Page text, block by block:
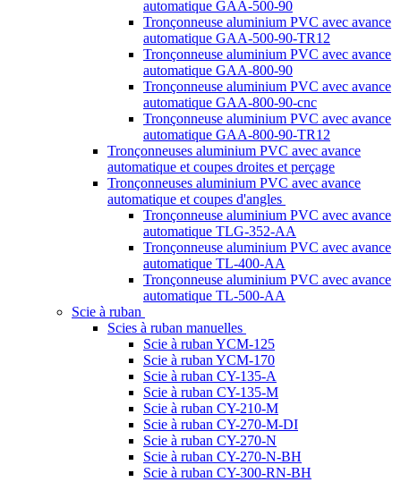
automatique GAA-500-90
Tronçonneuse aluminium PVC avec avance
automatique GAA-500-90-TR12
Tronçonneuse aluminium PVC avec avance
automatique GAA-800-90
Tronçonneuse aluminium PVC avec avance
automatique GAA-800-90-cnc
Tronçonneuse aluminium PVC avec avance
automatique GAA-800-90-TR12
Tronçonneuses aluminium PVC avec avance
automatique et coupes droites et perçage
Tronçonneuses aluminium PVC avec avance
automatique et coupes d'angles
Tronçonneuse aluminium PVC avec avance
automatique TLG-352-AA
Tronçonneuse aluminium PVC avec avance
automatique TL-400-AA
Tronçonneuse aluminium PVC avec avance
automatique TL-500-AA
Scie à ruban
Scies à ruban manuelles
Scie à ruban YCM-125
Scie à ruban YCM-170
Scie à ruban CY-135-A
Scie à ruban CY-135-M
Scie à ruban CY-210-M
Scie à ruban CY-270-M-DI
Scie à ruban CY-270-N
Scie à ruban CY-270-N-BH
Scie à ruban CY-300-RN-BH